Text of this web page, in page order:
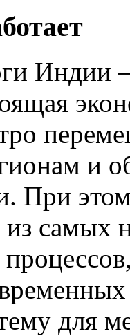
Индии
и
При этом
из самых
для